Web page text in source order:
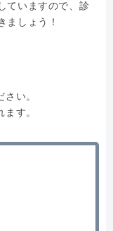
ていますので、診
ましょう！
い。
す。